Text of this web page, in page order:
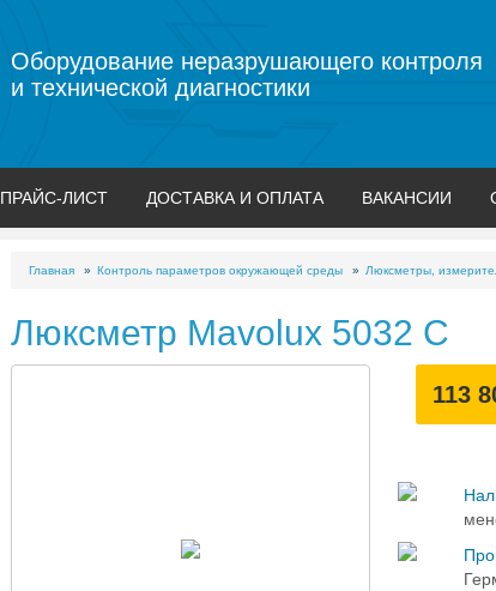
Оборудование неразрушающего контроля
и технической диагностики
ПРАЙС-ЛИСТ ДОСТАВКА И ОПЛАТА ВАКАНСИИ
Главная Контроль параметров окружающей среды Люксметры,
Люксметр Mavolux 5032 C
113